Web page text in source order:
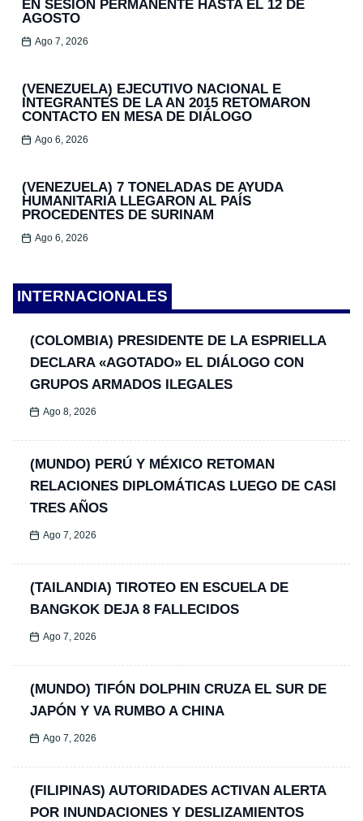
EN SESIÓN PERMANENTE HASTA EL 12 DE
AGOSTO
Ago 7, 2026
(VENEZUELA) EJECUTIVO NACIONAL E
INTEGRANTES DE LA AN 2015 RETOMARON
CONTACTO EN MESA DE DIÁLOGO
Ago 6, 2026
(VENEZUELA) 7 TONELADAS DE AYUDA
HUMANITARIA LLEGARON AL PAÍS
PROCEDENTES DE SURINAM
Ago 6, 2026
INTERNACIONALES
(COLOMBIA) PRESIDENTE DE LA ESPRIELLA
DECLARA «AGOTADO» EL DIÁLOGO CON
GRUPOS ARMADOS ILEGALES
Ago 8, 2026
(MUNDO) PERÚ Y MÉXICO RETOMAN
RELACIONES DIPLOMÁTICAS LUEGO DE CASI
TRES AÑOS
Ago 7, 2026
(TAILANDIA) TIROTEO EN ESCUELA DE
BANGKOK DEJA 8 FALLECIDOS
Ago 7, 2026
(MUNDO) TIFÓN DOLPHIN CRUZA EL SUR DE
JAPÓN Y VA RUMBO A CHINA
Ago 7, 2026
(FILIPINAS) AUTORIDADES ACTIVAN ALERTA
POR INUNDACIONES Y DESLIZAMIENTOS